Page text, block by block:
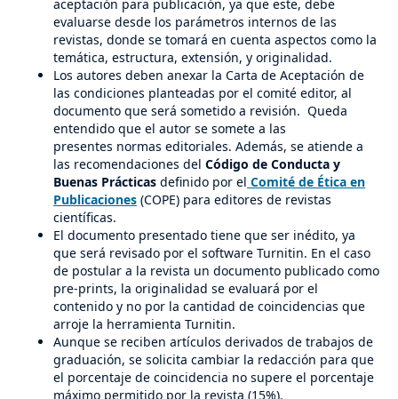
aceptación para publicación, ya que este, debe
evaluarse desde los parámetros internos de las
revistas, donde se tomará en cuenta aspectos como la
temática, estructura, extensión, y originalidad.
Los autores deben anexar la Carta de Aceptación de
las condiciones planteadas por el comité editor, al
documento que será sometido a revisión. Queda
entendido que el autor se somete a las
presentes normas editoriales. Además, se atiende a
las recomendaciones del Código de Conducta y
Buenas Prácticasdefinido por el Comité de Ética en
Publicaciones(COPE) para editores de revistas
científicas.
El documento presentado tiene que ser inédito, ya
que será revisado por el software Turnitin. En el caso
de postular a la revista un documento publicado como
pre-prints, la originalidad se evaluará por el
contenido y no por la cantidad de coincidencias que
arroje la herramienta Turnitin.
Aunque se reciben artículos derivados de trabajos de
graduación, se solicita cambiar la redacción para que
el porcentaje de coincidencia no supere el porcentaje
máximo permitido por la revista (15%).